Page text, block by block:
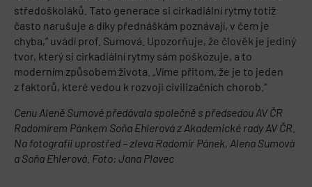
středoškoláků. Tato generace si cirkadiální rytmy totiž
často narušuje a díky přednáškám poznávají, v čem je
chyba,“ uvádí prof. Sumová. Upozorňuje, že člověk je jediný
tvor, který si cirkadiální rytmy sám poškozuje, a to
moderním způsobem života. „Víme přitom, že je to jeden
z faktorů, které vedou k rozvoji civilizačních chorob.“
Cenu Aleně Sumové předávala společně s předsedou AV ČR
Radomírem Pánkem Soňa Ehlerová z Akademické rady AV ČR.
Na fotografii uprostřed – zleva Radomír Pánek, Alena Sumová
a Soňa Ehlerová. Foto: Jana Plavec